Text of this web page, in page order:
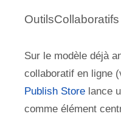
Sur le modèle déjà
collaboratif en ligne
Publish Store lance
comme élément